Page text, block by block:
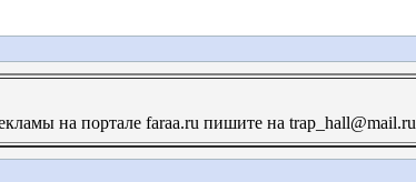
на портале faraa.ru пишите на trap_hall@mail.ru